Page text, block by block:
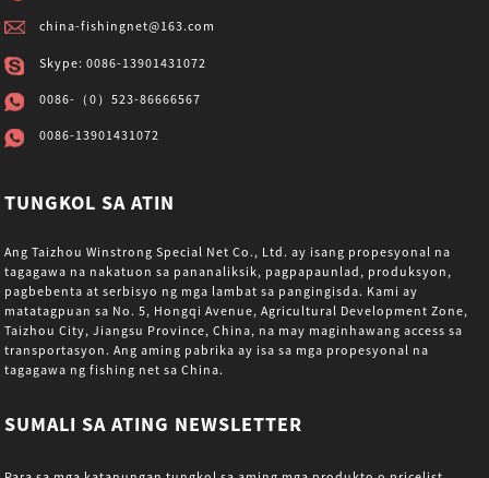
china-fishingnet@163.com
Skype: 0086-13901431072
0086-（0）523-86666567
0086-13901431072
TUNGKOL SA ATIN
Ang Taizhou Winstrong Special Net Co., Ltd. ay isang propesyonal na
tagagawa na nakatuon sa pananaliksik, pagpapaunlad, produksyon,
pagbebenta at serbisyo ng mga lambat sa pangingisda. Kami ay
matatagpuan sa No. 5, Hongqi Avenue, Agricultural Development Zone,
Taizhou City, Jiangsu Province, China, na may maginhawang access sa
transportasyon. Ang aming pabrika ay isa sa mga propesyonal na
tagagawa ng fishing net sa China.
SUMALI SA ATING NEWSLETTER